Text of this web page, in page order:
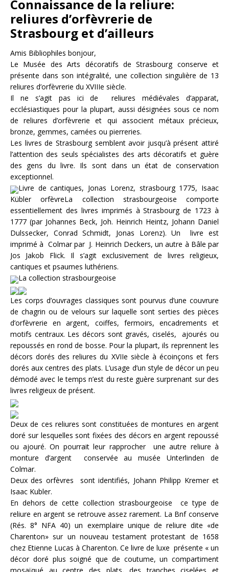
Connaissance de la reliure:
reliures d’orfèvrerie de
Strasbourg et d’ailleurs
Amis Bibliophiles bonjour,
Le Musée des Arts décoratifs de Strasbourg conserve et
présente dans son intégralité, une collection singulière de 13
reliures d’orfèvrerie du XVIIIe siècle.
Il ne s’agit pas ici de reliures médiévales d’apparat,
ecclésiastiques pour la plupart, aussi désignées sous ce nom
de reliures d’orfèvrerie et qui associent métaux précieux,
bronze, gemmes, camées ou pierreries.
Les livres de Strasbourg semblent avoir jusqu’à présent attiré
l’attention des seuls spécialistes des arts décoratifs et guère
des gens du livre. Ils sont dans un état de conservation
exceptionnel.
Livre de cantiques, Jonas Lorenz, strasbourg 1775, Isaac
Kübler orfèvreLa collection strasbourgeoise comporte
essentiellement des livres imprimés à Strasbourg de 1723 à
1777 (par Johannes Beck, Joh. Heinrich Heintz, Johann Daniel
Dulssecker, Conrad Schmidt, Jonas Lorenz). Un livre est
imprimé à Colmar par J. Heinrich Deckers, un autre à Bâle par
Jos Jakob Flick. Il s’agit exclusivement de livres religieux,
cantiques et psaumes luthériens.
La collection strasbourgeoise
Les corps d’ouvrages classiques sont pourvus d’une couvrure
de chagrin ou de velours sur laquelle sont serties des pièces
d’orfèvrerie en argent, coiffes, fermoirs, encadrements et
motifs centraux. Les décors sont gravés, ciselés, ajourés ou
repoussés en rond de bosse. Pour la plupart, ils reprennent les
décors dorés des reliures du XVIIe siècle à écoinçons et fers
dorés aux centres des plats. L’usage d’un style de décor un peu
démodé avec le temps n’est du reste guère surprenant sur des
livres religieux de présent.
Deux de ces reliures sont constituées de montures en argent
doré sur lesquelles sont fixées des décors en argent repoussé
ou ajouré. On pourrait leur rapprocher une autre reliure à
monture d’argent conservée au musée Unterlinden de
Colmar.
Deux des orfèvres sont identifiés, Johann Philipp Kremer et
Isaac Kubler.
En dehors de cette collection strasbourgeoise ce type de
reliure en argent se retrouve assez rarement. La Bnf conserve
(Rés. 8° NFA 40) un exemplaire unique de reliure dite «de
Charenton» sur un nouveau testament protestant de 1658
chez Etienne Lucas à Charenton. Ce livre de luxe présente « un
décor doré plus soigné que de coutume, un compartiment